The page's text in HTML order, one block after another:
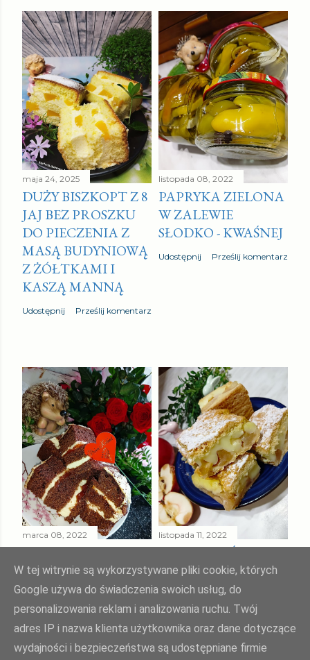
maja 24, 2025
DUŻY BISZKOPT Z 8
JAJ BEZ PROSZKU
DO PIECZENIA Z
MASĄ BUDYNIOWĄ
Z ŻÓŁTKAMI I
KASZĄ MANNĄ
Udostępnij Prześlij komentarz
listopada 08, 2022
PAPRYKA ZIELONA
W ZALEWIE
SŁODKO - KWAŚNEJ
Udostępnij Prześlij komentarz
marca 08, 2022
MURZYNEK Z
KREMEM Z KASZY
MANNY
Udostępnij 2 komentarze
listopada 11, 2022
CIASTO " UŚMIECH
TEŚCIOWEJ "
Udostępnij 4 komentarze
W tej witrynie są wykorzystywane pliki cookie, których
Google używa do świadczenia swoich usług, do
personalizowania reklam i analizowania ruchu. Twój
adres IP i nazwa klienta użytkownika oraz dane dotyczące
wydajności i bezpieczeństwa są udostępniane firmie